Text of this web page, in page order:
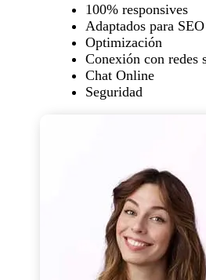
100% responsives
Adaptados para SEO
Optimización
Conexión con redes
Chat Online
Seguridad